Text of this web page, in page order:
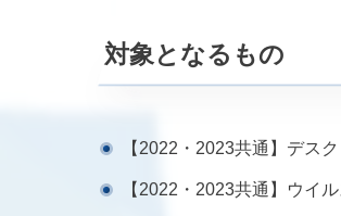
対象となるもの
【2022・2023共通】デス
【2022・2023共通】ウイ